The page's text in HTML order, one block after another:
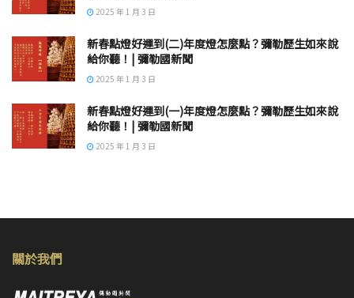
2025 年 1 月 3 日
新春點燈好運到(二)年度燈怎麼點？彌勒歷生如來說
給你聽！| 彌勒國新聞
2025 年 1 月 3 日
新春點燈好運到(一)年度燈怎麼點？彌勒歷生如來說
給你聽！| 彌勒國新聞
2025 年 1 月 3 日
關於我們